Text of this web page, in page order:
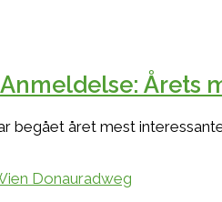
Anmeldelse:
begået året mest